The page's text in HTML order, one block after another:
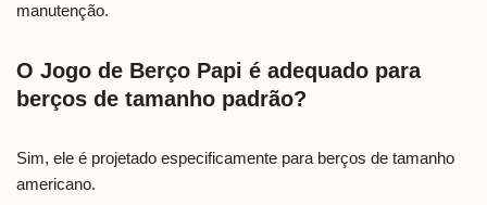
manutenção.
O Jogo de Berço Papi é adequado para
berços de tamanho padrão?
Sim, ele é projetado especificamente para berços de tamanho
americano.